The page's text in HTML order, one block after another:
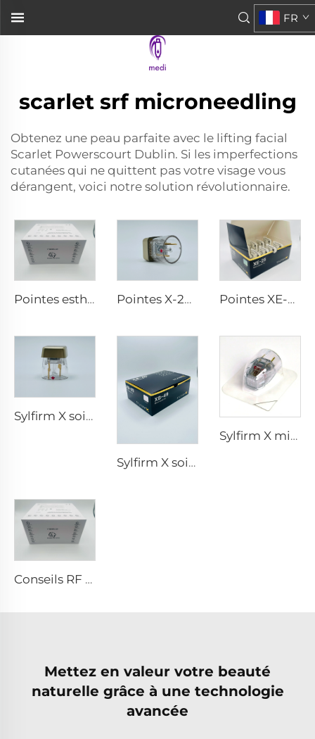
FR
scarlet srf microneedling
Obtenez une peau parfaite avec le lifting facial
Scarlet Powerscourt Dublin. Si les imperfections
cutanées qui ne quittent pas votre visage vous
dérangent, voici notre solution révolutionnaire.
Pointes esthétiques Pixel8 RF Rohrer 25 49 64 Pointes X-25 de microneedling Sylfirm X rf Pointes XE-25 de microneedling Sylfirm X rf
Sylfirm X soins de la peau par microneedling rf embouts Sylfirm X X-25
Sylfirm X soins de la peau par microneedling rf embouts Sylfirm X XB-49
Sylfirm X microneedling rf tip Sylfirm X XE-25 cartouche de Viol
Conseils RF pixel8
Mettez en valeur votre beauté
naturelle grâce à une technologie
avancée